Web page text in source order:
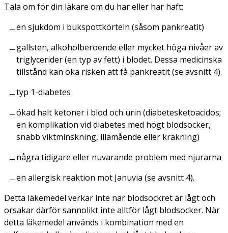
Tala om för din läkare om du har eller har haft:
en sjukdom i bukspottkörteln (såsom pankreatit)
gallsten, alkoholberoende eller mycket höga nivåer av
triglycerider (en typ av fett) i blodet. Dessa medicinska
tillstånd kan öka risken att få pankreatit (se avsnitt 4).
typ 1-diabetes
ökad halt ketoner i blod och urin (diabetesketoacidos;
en komplikation vid diabetes med högt blodsocker,
snabb viktminskning, illamående eller kräkning)
några tidigare eller nuvarande problem med njurarna
en allergisk reaktion mot Januvia (se avsnitt 4).
Detta läkemedel verkar inte när blodsockret är lågt och
orsakar därför sannolikt inte alltför lågt blodsocker. När
detta läkemedel används i kombination med en